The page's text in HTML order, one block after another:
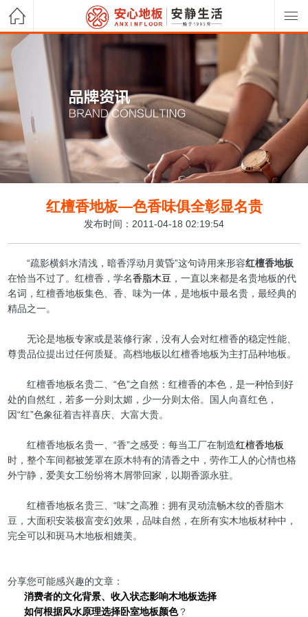
红檀香地板—色香味俱全彰显名贵
发布时间：2011-04-18 02:19:54
“疏影横斜水清浅，暗香浮动月黄昏”这句诗用来形容红檀香地板
在恰当不过了。红檀香，学名香脂木豆 ，一直以来都是名贵地板的代
名词，红檀香地板集色、香、味为一体，是地板中最名贵，最经典的
精品之一。
无论是地板专家或是装修行家，没有人会对红檀香的稳定性能、
尊贵品位提出过任何质疑。高档地板以红檀香地板为主打品种地板。
红檀香地板名贵二、“色”之自然：红檀香的本色，是一种恰到好
处的自然红，若多一分则太媚，少一分则太俗。国人向喜红色，
因“红”色象征着吉祥喜庆、大富大贵。
红檀香地板名贵一、“香”之感受：每当工厂在制造红檀香地板
时，整个车间都被笼罩在原木特有的清香之中，劳作工人的心情也格
外宁静，爱美女工纷纷将木屑带回家，以期香源永驻。
红檀香地板名贵三、“味”之高雅：拥有灵动流畅木纹的香脂木
豆，大面积安装极富变幻效果，品味自然，在所有实木地板材种中，
完全可以和斑马木地板相媲美。
分享您可能感兴趣的文章：
消费者的文化背景、收入状态影响木地板选择
如何根据风水原理选择卧室地板颜色？